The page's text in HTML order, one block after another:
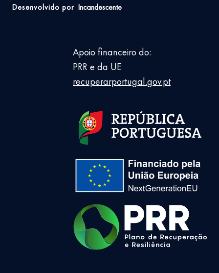
Desenvolvido por Incandescente
Apoio financeiro do:
PRR e da UE
recuperarportugal.gov.pt